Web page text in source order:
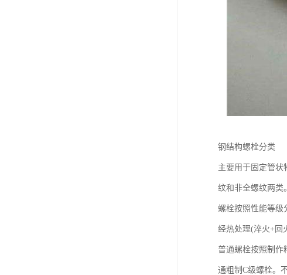
钢结构螺栓分类
主要用于固定管状
纹和非全螺纹两类
螺栓按照性能等级
经热处理(淬火+回
普通螺栓按照制作
通粗制C级螺栓。